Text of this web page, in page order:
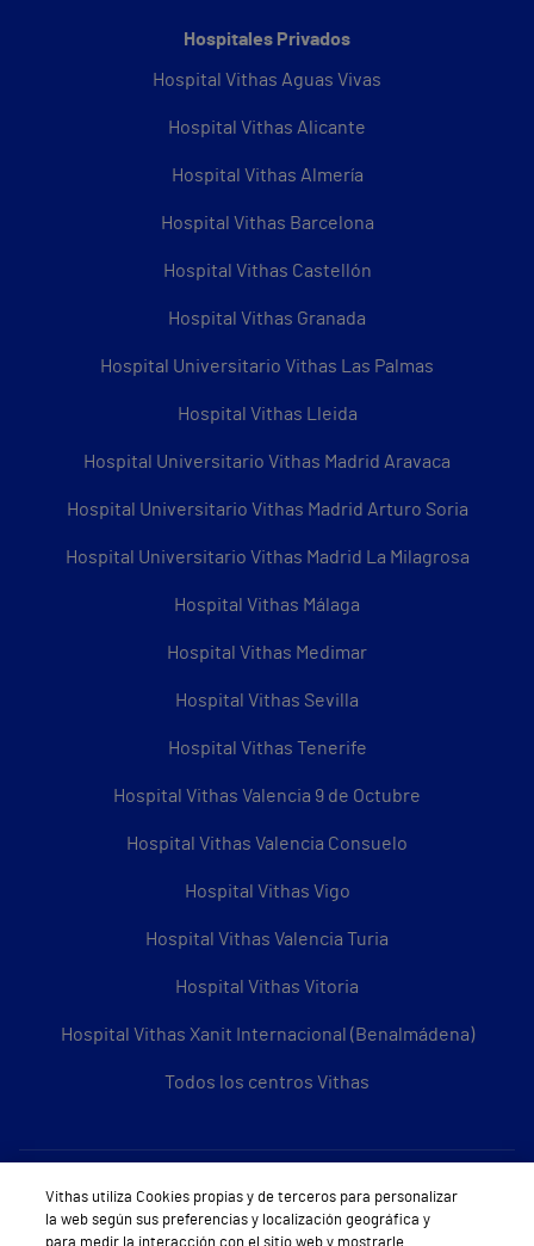
Hospitales Privados
Hospital Vithas Aguas Vivas
Hospital Vithas Alicante
Hospital Vithas Almería
Hospital Vithas Barcelona
Hospital Vithas Castellón
Hospital Vithas Granada
Hospital Universitario Vithas Las Palmas
Hospital Vithas Lleida
Hospital Universitario Vithas Madrid Aravaca
Hospital Universitario Vithas Madrid Arturo Soria
Hospital Universitario Vithas Madrid La Milagrosa
Hospital Vithas Málaga
Hospital Vithas Medimar
Hospital Vithas Sevilla
Hospital Vithas Tenerife
Hospital Vithas Valencia 9 de Octubre
Hospital Vithas Valencia Consuelo
Hospital Vithas Vigo
Hospital Vithas Valencia Turia
Hospital Vithas Vitoria
Hospital Vithas Xanit Internacional (Benalmádena)
Todos los centros Vithas
Sobre Vithas
Quiénes somos
Vithas utiliza Cookies propias y de terceros para personalizar
la web según sus preferencias y localización geográfica y